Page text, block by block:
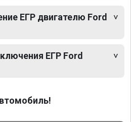
ЕГР двигателю Ford
ЕГР Ford